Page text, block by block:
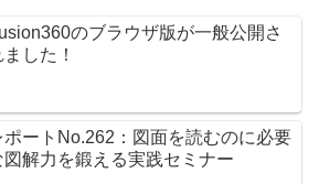
のブラウザ版が一般公開さ
ました！
ポートNo.262：図面を読むのに必要
図解力を鍛える実践セミナー